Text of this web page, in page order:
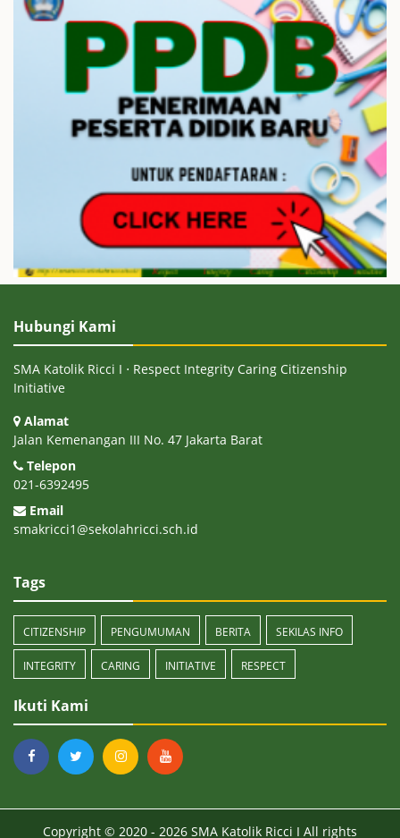
Hubungi Kami
SMA Katolik Ricci I ⋅ Respect Integrity Caring Citizenship
Initiative
Alamat
Jalan Kemenangan III No. 47 Jakarta Barat
Telepon
021-6392495
Email
smakricci1@sekolahricci.sch.id
Tags
CITIZENSHIP PENGUMUMAN BERITA SEKILAS INFO
INTEGRITY CARING INITIATIVE RESPECT
Ikuti Kami
Copyright © 2020 - 2026 SMA Katolik Ricci I All rights